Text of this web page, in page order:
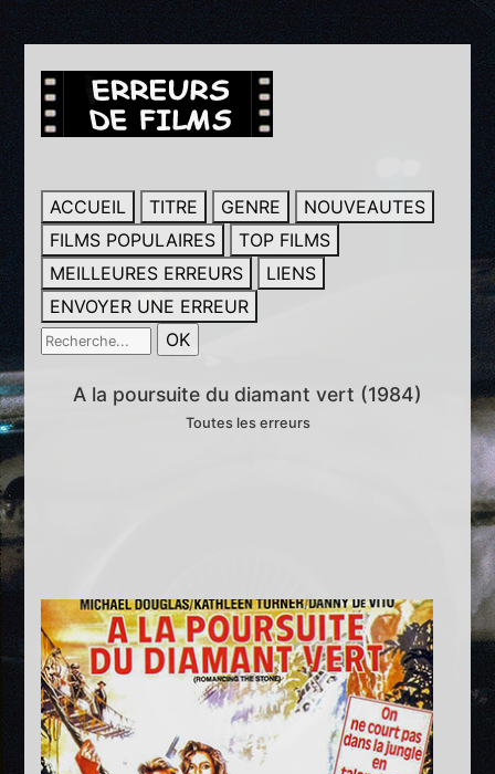
ACCUEIL TITRE GENRE
NOUVEAUTES
FILMS POPULAIRES
TOP FILMS
MEILLEURES ERREURS
LIENS
ENVOYER UNE ERREUR
A la poursuite du diamant vert (1984)
Toutes les erreurs